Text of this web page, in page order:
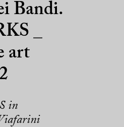
Bandi.
_
art
in